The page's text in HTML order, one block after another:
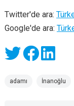
Twitter'de ara:
Google'de ara:
adamı İnanoğlu